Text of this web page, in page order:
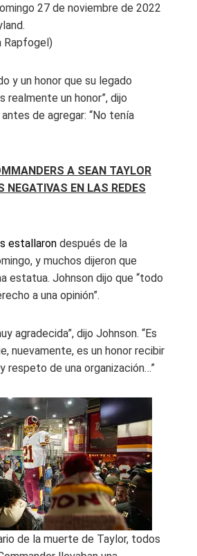
27 de noviembre de 2022
Rapfogel)
y un honor que su legado
realmente un honor”, dijo
de agregar: “No tenía
A SEAN TAYLOR
NEGATIVAS EN LAS REDES
estallaron después de la
y muchos dijeron que
estatua. Johnson dijo que “todo
a una opinión”.
agradecida”, dijo Johnson. “Es
nuevamente, es un honor recibir
respeto de una organización…”
de la muerte de Taylor, todos